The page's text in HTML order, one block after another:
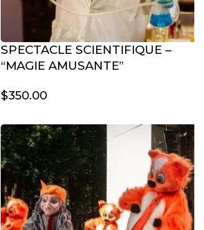
SPECTACLE SCIENTIFIQUE –
“MAGIE AMUSANTE”
$350.00